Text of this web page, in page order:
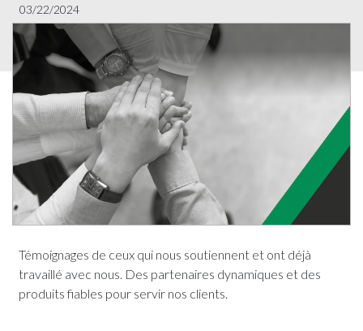
03/22/2024
Témoignages de ceux qui nous soutiennent et ont déjà
travaillé avec nous. Des partenaires dynamiques et des
produits fiables pour servir nos clients.